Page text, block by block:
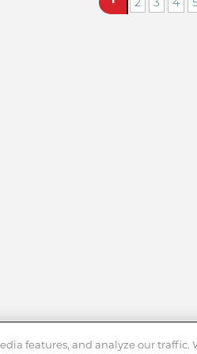
features, and analyze our traffic.